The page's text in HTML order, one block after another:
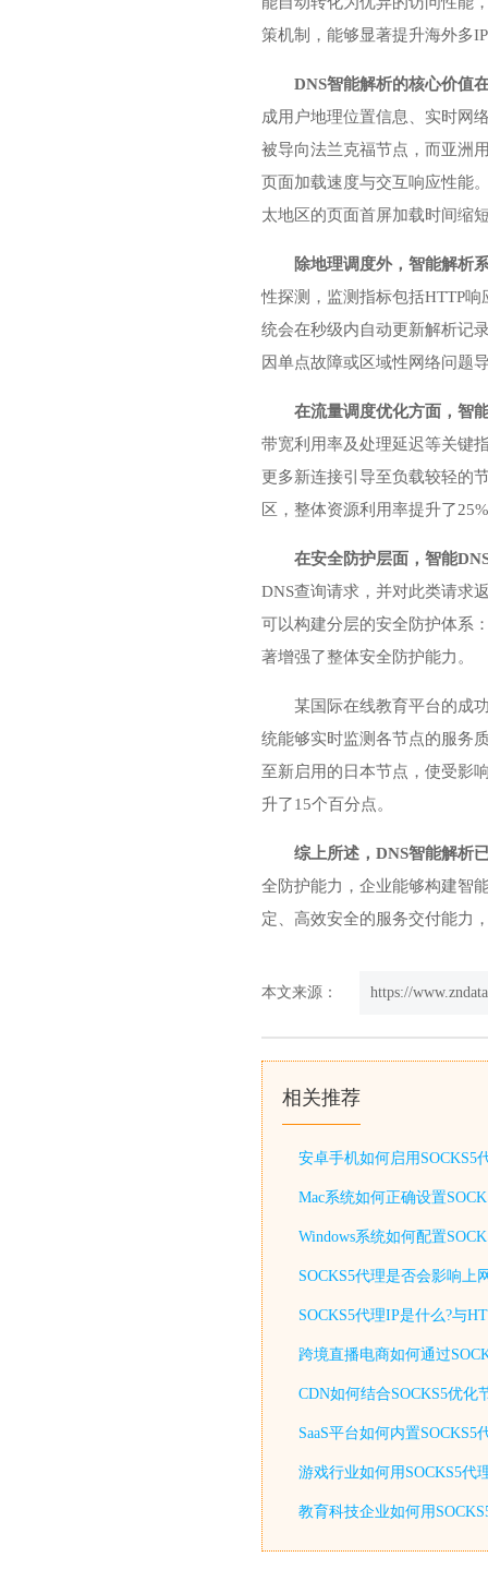
策机制，能够显著提升海外多
DNS智能解析的核心价值
成用户地理位置信息、实时网
被导向法兰克福节点，而亚洲
页面加载速度与交互响应性能
太地区的页面首屏加载时间缩
除地理调度外，智能解析
性探测，监测指标包括HTTP
统会在秒级内自动更新解析记
因单点故障或区域性网络问题
在流量调度优化方面，智
带宽利用率及处理延迟等关键
更多新连接引导至负载较轻的
区，整体资源利用率提升了
在安全防护层面，智能
DNS查询请求，并对此类请求
可以构建分层的安全防护体系
著增强了整体安全防护能力。
某国际在线教育平台的成
统能够实时监测各节点的服务
至新启用的日本节点，使受影
升了15个百分点。
综上所述，DNS智能解析
全防护能力，企业能够构建智
定、高效安全的服务交付能力
本文来源： https://
相关推荐
安卓手机如何启用SOCKS5
Mac系统如何正确设置
Windows系统如何配置
SOCKS5代理是否会影响上
SOCKS5代理IP是什么?与
跨境直播电商如何通过
CDN如何结合SOCKS5优
SaaS平台如何内置
游戏行业如何用SOCKS5代
教育科技企业如何用